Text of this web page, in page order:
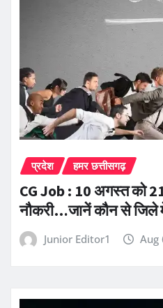
प्रदेश हमर छत्तीसगढ़
CG Job : 10 अगस्त को
नौकरी…जानें कौन से जिले में
Junior Editor1 Aug